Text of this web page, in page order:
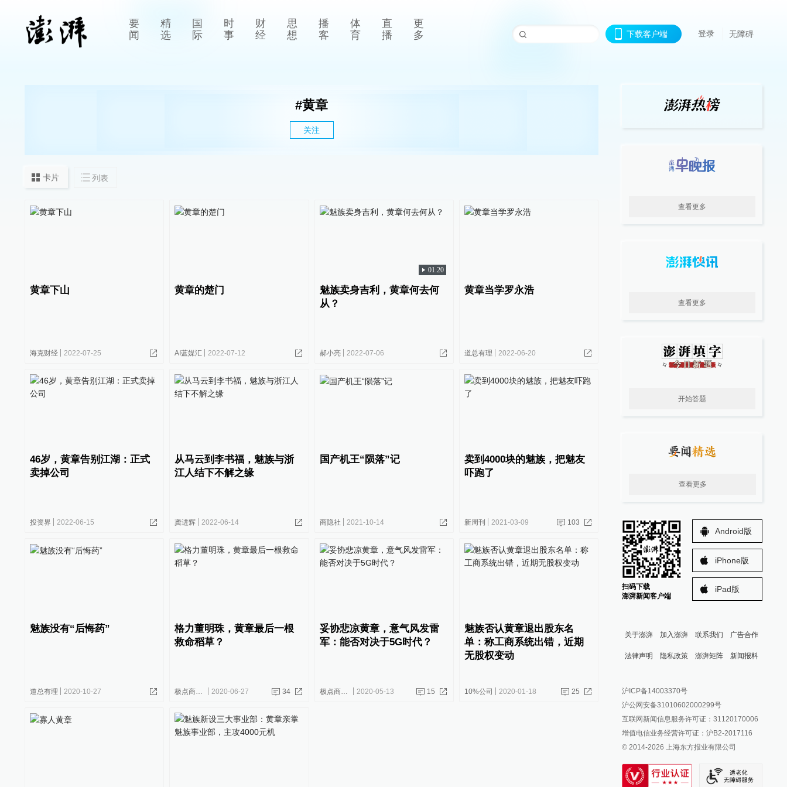
要
闻
精
选
国
际
时
事
财
经
思
想
播
客
体
育
直
播
更
多
下载客户端 登录 无障碍
#黄章
关注
卡片 列表
黄章下山
海克财经 2022-07-25
黄章的楚门
AI蓝媒汇 2022-07-12
01:20
魅族卖身吉利，黄章何去何
从？
郝小亮 2022-07-06
黄章当学罗永浩
道总有理 2022-06-20
46岁，黄章告别江湖：正式
卖掉公司
投资界 2022-06-15
从马云到李书福，魅族与浙
江人结下不解之缘
龚进辉 2022-06-14
国产机王“陨落”记
商隐社 2021-10-14
卖到4000块的魅族，把魅友
吓跑了
新周刊 2021-03-09 103
魅族没有“后悔药”
道总有理 2020-10-27
格力董明珠，黄章最后一根
救命稻草？
极点商业评论 2020-06-27 34
妥协悲凉黄章，意气风发雷
军：能否对决于5G时代？
极点商业评论 2020-05-13 15
魅族否认黄章退出股东名
单：称工商系统出错，近期
无股权变动
10%公司 2020-01-18 25
查看更多
查看更多
开始答题
查看更多
扫码下载
澎湃新闻客户端
Android版
iPhone版
iPad版
关于澎湃 加入澎湃 联系我们 广告合作
法律声明 隐私政策 澎湃矩阵
澎湃新闻公众号
澎湃新闻抖音号
派生万物开放平台
IP SHANGHAI
SIXTH TONE
新闻报料
报料邮箱: news@thepaper.cn
沪ICP备14003370号
沪公网安备31010602000299号
互联网新闻信息服务许可证：31120170006
增值电信业务经营许可证：沪B2-2017116
© 2014-2026 上海东方报业有限公司